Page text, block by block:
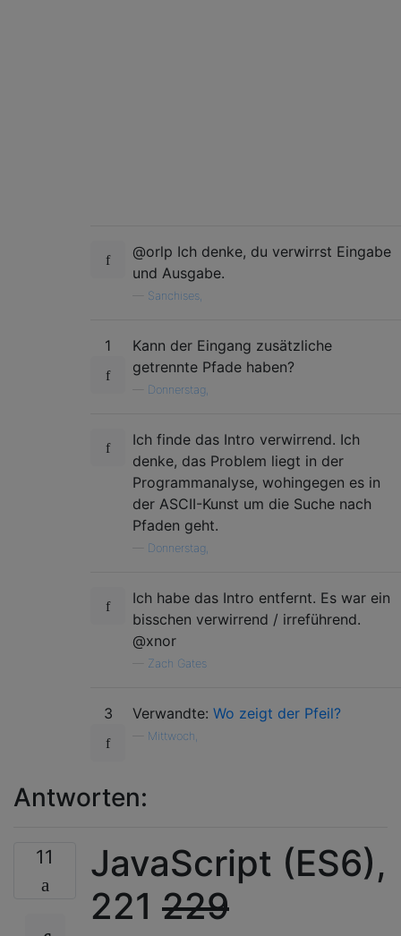
@orlp Ich denke, du verwirrst Eingabe
und Ausgabe.
Sanchises,
1
Kann der Eingang zusätzliche
getrennte Pfade haben?
Donnerstag,
Ich finde das Intro verwirrend. Ich
denke, das Problem liegt in der
Programmanalyse, wohingegen es in
der ASCII-Kunst um die Suche nach
Pfaden geht.
Donnerstag,
Ich habe das Intro entfernt. Es war ein
bisschen verwirrend / irreführend.
@xnor
Zach Gates
3 Verwandte: Wo zeigt der Pfeil?
Mittwoch,
Antworten:
11
JavaScript (ES6),
221 229